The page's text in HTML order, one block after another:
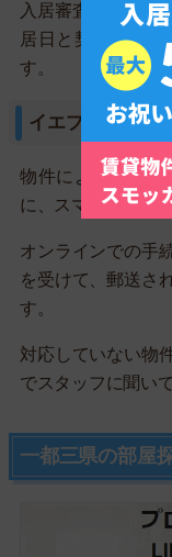
入居審査に通った
居日と契約締結日
す。
イエプラならオ
物件によってはオ
に、スマホ・PCの
オンラインでの手
を受けて、郵送さ
す。
対応していない物
でスタッフに聞い
一都三県の部屋